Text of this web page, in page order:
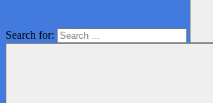
Search for: